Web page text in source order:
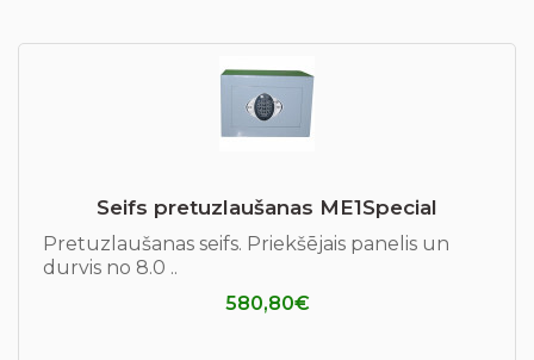
Seifs pretuzlaušanas ME1Special
Pretuzlaušanas seifs. Priekšējais panelis un
durvis no 8.0 ..
580,80€